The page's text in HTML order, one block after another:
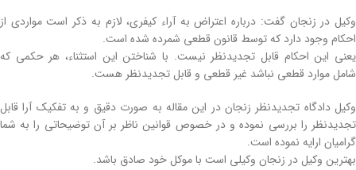
وکیل در زنجان گفت: درباره اعتراض به آراء کیفری، لازم به ذکر است مواردی از
احکام وجود دارد که توسط قانون قطعی شمرده شده است.
یعنی این احکام قابل تجدیدنظر نیست. با شناختن این استثناء، هر حکمی که
شامل موارد قطعی نباشد غیر قطعی و قابل تجدیدنظر هست.
وکیل دادگاه تجدیدنظر زنجان در این مقاله به صورت دقیق و به تفکیک آرا قابل
تجدیدنظر را بررسی نموده و در خصوص قوانین ناظر بر آن توضیحاتی را به شما
گرامیان ارایه نموده است.
بهترین وکیل در زنجان وکیلی است با موکل خود صادق باشد.